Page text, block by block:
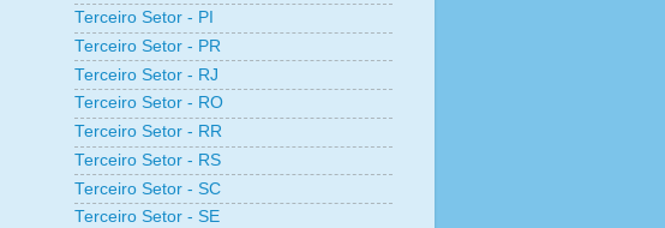
Terceiro Setor - PI
Terceiro Setor - PR
Terceiro Setor - RJ
Terceiro Setor - RO
Terceiro Setor - RR
Terceiro Setor - RS
Terceiro Setor - SC
Terceiro Setor - SE